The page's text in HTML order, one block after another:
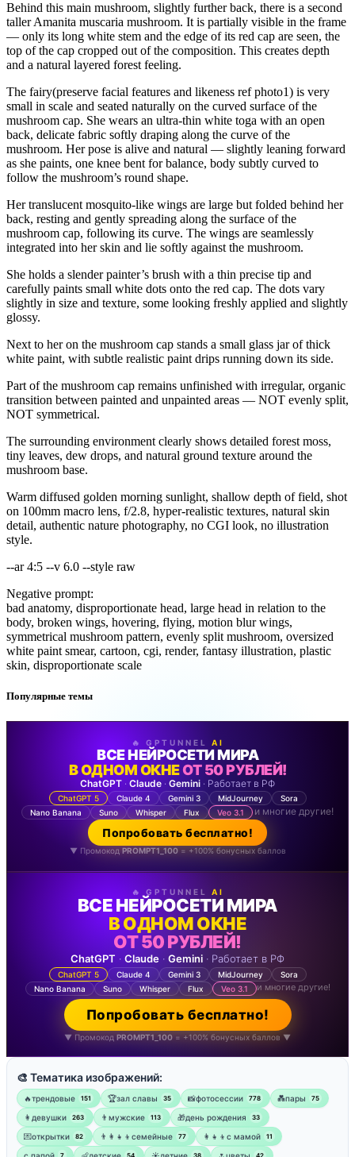
Behind this main mushroom, slightly further back, there is a second
taller Amanita muscaria mushroom. It is partially visible in the frame
— only its long white stem and the edge of its red cap are seen, the
top of the cap cropped out of the composition. This creates depth
and a natural layered forest feeling.
The fairy(preserve facial features and likeness ref photo1) is very
small in scale and seated naturally on the curved surface of the
mushroom cap. She wears an ultra-thin white toga with an open
back, delicate fabric softly draping along the curve of the
mushroom. Her pose is alive and natural — slightly leaning forward
as she paints, one knee bent for balance, body subtly curved to
follow the mushroom’s round shape.
Her translucent mosquito-like wings are large but folded behind her
back, resting and gently spreading along the surface of the
mushroom cap, following its curve. The wings are seamlessly
integrated into her skin and lie softly against the mushroom.
She holds a slender painter’s brush with a thin precise tip and
carefully paints small white dots onto the red cap. The dots vary
slightly in size and texture, some looking freshly applied and slightly
glossy.
Next to her on the mushroom cap stands a small glass jar of thick
white paint, with subtle realistic paint drips running down its side.
Part of the mushroom cap remains unfinished with irregular, organic
transition between painted and unpainted areas — NOT evenly split,
NOT symmetrical.
The surrounding environment clearly shows detailed forest moss,
tiny leaves, dew drops, and natural ground texture around the
mushroom base.
Warm diffused golden morning sunlight, shallow depth of field, shot
on 100mm macro lens, f/2.8, hyper-realistic textures, natural skin
detail, authentic nature photography, no CGI look, no illustration
style.
--ar 4:5 --v 6.0 --style raw
Negative prompt:
bad anatomy, disproportionate head, large head in relation to the
body, broken wings, hovering, flying, motion blur wings,
symmetrical mushroom pattern, evenly split mushroom, oversized
white paint smear, cartoon, cgi, render, fantasy illustration, plastic
skin, disproportionate scale
Популярные темы
🔥 GPTUNNEL AI
ВСЕ НЕЙРОСЕТИ МИРА
В ОДНОМ ОКНЕОТ 50 РУБЛЕЙ!
ChatGPT · Claude · Gemini · Работает в РФ
ChatGPT 5 Claude 4 Gemini 3 MidJourney
Sora
Nano Banana
Suno Whisper Flux Veo 3.1 и многие другие!
Попробовать бесплатно!
▼ Промокод PROMPT1_100= +100% бонусных баллов
🔥 GPTUNNEL AI
ВСЕ НЕЙРОСЕТИ МИРА
В ОДНОМ ОКНЕ
ОТ 50 РУБЛЕЙ!
ChatGPT · Claude · Gemini · Работает в РФ
ChatGPT 5 Claude 4 Gemini 3 MidJourney
Sora
Nano Banana
Suno Whisper Flux Veo 3.1 и многие другие!
Попробовать бесплатно!
▼ Промокод PROMPT1_100 = +100% бонусных баллов ▼
🎨 Тематика изображений:
🔥трендовые 151 🏆зал славы 35 📸фотосессии 778 💑пары 75
👩девушки 263 👨мужские 113 🎁день рождения 33
💌открытки 82 👨‍👩‍👧‍👦семейные 77 👩‍👧‍👦с мамой 11
‍с папой 7 👶детские 54 ☀️летние 38 🌷цветы 42